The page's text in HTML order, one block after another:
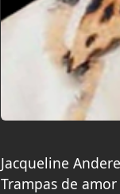
Jacqueline
Trampas de